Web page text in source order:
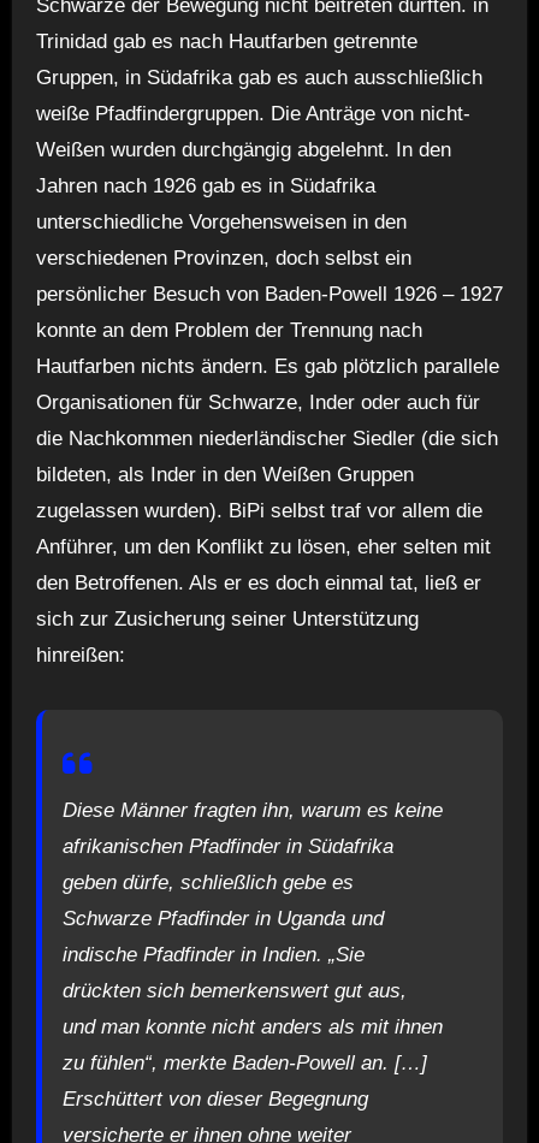
Schwarze der Bewegung nicht beitreten dürften. in
Trinidad gab es nach Hautfarben getrennte
Gruppen, in Südafrika gab es auch ausschließlich
weiße Pfadfindergruppen. Die Anträge von nicht-
Weißen wurden durchgängig abgelehnt. In den
Jahren nach 1926 gab es in Südafrika
unterschiedliche Vorgehensweisen in den
verschiedenen Provinzen, doch selbst ein
persönlicher Besuch von Baden-Powell 1926 – 1927
konnte an dem Problem der Trennung nach
Hautfarben nichts ändern. Es gab plötzlich parallele
Organisationen für Schwarze, Inder oder auch für
die Nachkommen niederländischer Siedler (die sich
bildeten, als Inder in den Weißen Gruppen
zugelassen wurden). BiPi selbst traf vor allem die
Anführer, um den Konflikt zu lösen, eher selten mit
den Betroffenen. Als er es doch einmal tat, ließ er
sich zur Zusicherung seiner Unterstützung
hinreißen:
Diese Männer fragten ihn, warum es keine
afrikanischen Pfadfinder in Südafrika
geben dürfe, schließlich gebe es
Schwarze Pfadfinder in Uganda und
indische Pfadfinder in Indien. „Sie
drückten sich bemerkenswert gut aus,
und man konnte nicht anders als mit ihnen
zu fühlen“, merkte Baden-Powell an. […]
Erschüttert von dieser Begegnung
versicherte er ihnen ohne weiter